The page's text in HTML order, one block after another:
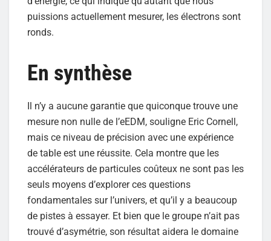
puissions actuellement mesurer, les électrons sont
ronds.
En synthèse
Il n’y a aucune garantie que quiconque trouve une
mesure non nulle de l’eEDM, souligne Eric Cornell,
mais ce niveau de précision avec une expérience
de table est une réussite. Cela montre que les
accélérateurs de particules coûteux ne sont pas les
seuls moyens d’explorer ces questions
fondamentales sur l’univers, et qu’il y a beaucoup
de pistes à essayer. Et bien que le groupe n’ait pas
trouvé d’asymétrie, son résultat aidera le domaine